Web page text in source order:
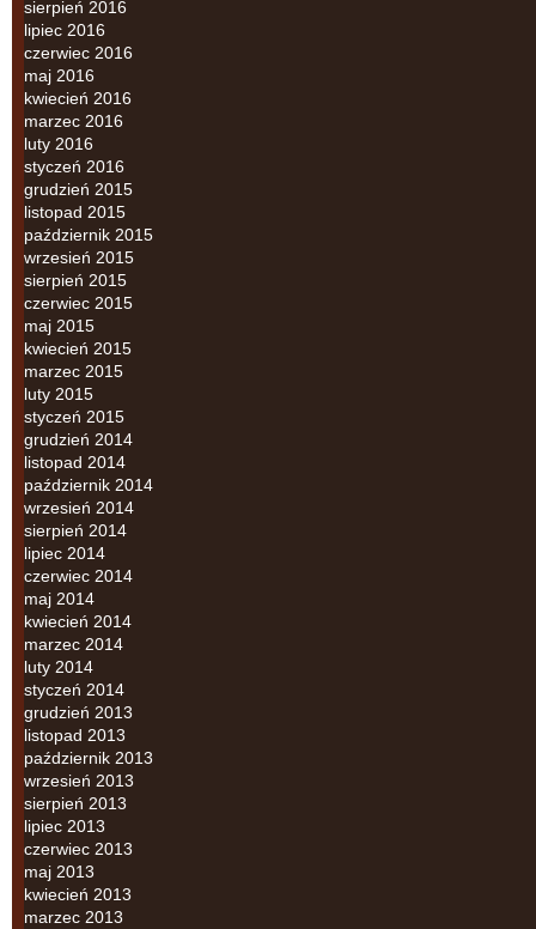
sierpień 2016
lipiec 2016
czerwiec 2016
maj 2016
kwiecień 2016
marzec 2016
luty 2016
styczeń 2016
grudzień 2015
listopad 2015
październik 2015
wrzesień 2015
sierpień 2015
czerwiec 2015
maj 2015
kwiecień 2015
marzec 2015
luty 2015
styczeń 2015
grudzień 2014
listopad 2014
październik 2014
wrzesień 2014
sierpień 2014
lipiec 2014
czerwiec 2014
maj 2014
kwiecień 2014
marzec 2014
luty 2014
styczeń 2014
grudzień 2013
listopad 2013
październik 2013
wrzesień 2013
sierpień 2013
lipiec 2013
czerwiec 2013
maj 2013
kwiecień 2013
marzec 2013